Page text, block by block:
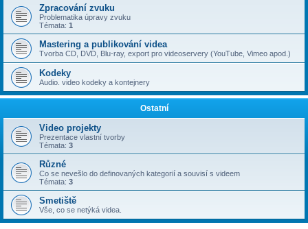
Zpracování zvuku
Problematika úpravy zvuku
Témata: 1
Mastering a publikování videa
Tvorba CD, DVD, Blu-ray, export pro videoservery (YouTube, Vimeo apod.)
Kodeky
Audio. video kodeky a kontejnery
Ostatní
Video projekty
Prezentace vlastní tvorby
Témata: 3
Různé
Co se nevešlo do definovaných kategorií a souvisí s videem
Témata: 3
Smetiště
Vše, co se netýká videa.